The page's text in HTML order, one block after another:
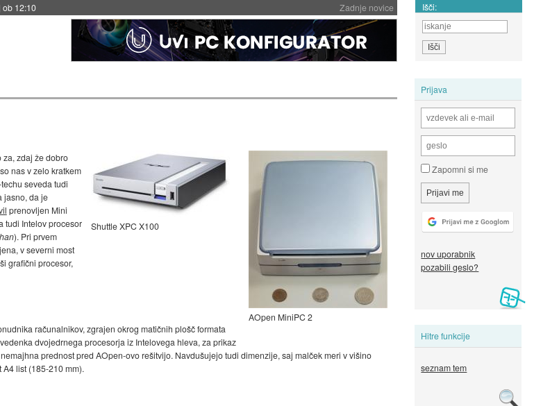
Zadnje novice
ob 11:37 Išči:
Prijava
Zapomni si me
nov uporabnik
pozabili geslo?
Hitre funkcije
seznam tem
AOpen MiniPC 2
Shuttle XPC X100
zdaj že dobro
nas v zelo kratkem
seveda tudi
jasno, da je
prenovljen Mini
tudi Intelov procesor
). Pri prvem
v severni most
grafični procesor,
računalnikov, zgrajen okrog matičnih plošč formata
dvojedrnega procesorja iz Intelovega hleva, za prikaz
prednost pred AOpen-ovo rešitvijo. Navdušujejo tudi dimenzije, saj malček meri v višino
list (185-210 mm).